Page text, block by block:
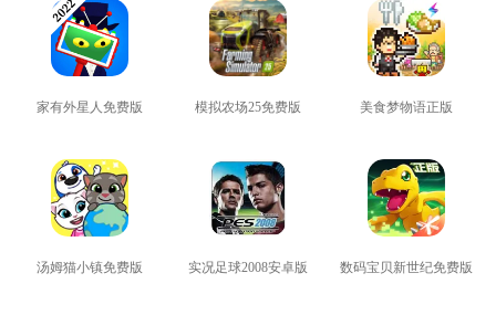
家有外星人免费版 模拟农场25免费版 美食梦物语正版
汤姆猫小镇免费版 实况足球2008安卓版 数码宝贝新世纪免费版